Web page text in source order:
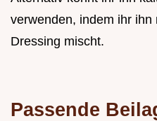
verwenden, indem ihr
Dressing mischt.
Passende